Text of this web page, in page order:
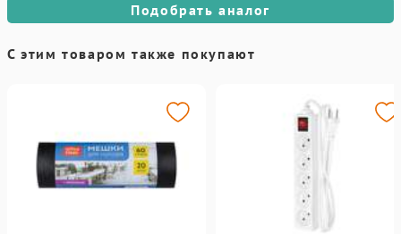
Подобрать аналог
С этим товаром также покупают